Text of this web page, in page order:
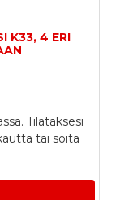
K33, 4 ERI
Tilataksesi
tai soita